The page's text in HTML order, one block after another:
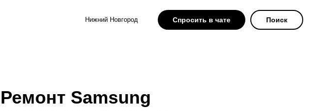
Нижний Новгород Спросить в чате Поиск
Ремонт Samsung